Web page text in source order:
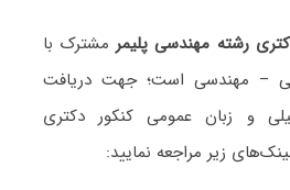
رشته مهندسی پلیمرمشترک با
– مهندسی است؛ جهت دریافت
و زبان عمومی کنکور دکتری